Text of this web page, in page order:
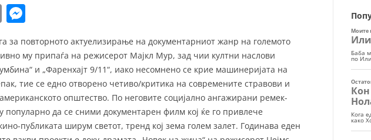
ФЕСТИВАЛИ
ФИЛМОПОЛИС
E
ai
l
ss
e
n
g
er
за повторното актуелизирање на документарниот жанр на големото
му припаѓа на режисерот Мајкл Мур, зад чии култни наслови
и „Фаренхајт 9/11“, иако несомнено се крие машинеријата на
тие се едно отворено четиво/критика на современите стравови и
општество. По неговите социјално ангажирани ремек-
популарно да се сними документарен филм кој ќе го привлече
публиката ширум светот, тренд кој зема голем залет. Годинава еден